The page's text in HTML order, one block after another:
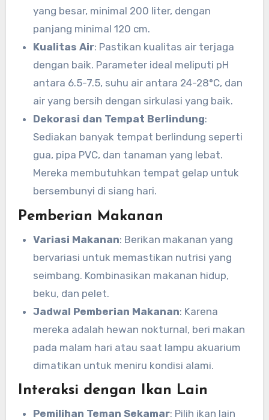
yang besar, minimal 200 liter, dengan
panjang minimal 120 cm.
Kualitas Air: Pastikan kualitas air terjaga
dengan baik. Parameter ideal meliputi pH
antara 6.5-7.5, suhu air antara 24-28°C, dan
air yang bersih dengan sirkulasi yang baik.
Dekorasi dan Tempat Berlindung:
Sediakan banyak tempat berlindung seperti
gua, pipa PVC, dan tanaman yang lebat.
Mereka membutuhkan tempat gelap untuk
bersembunyi di siang hari.
Pemberian Makanan
Variasi Makanan: Berikan makanan yang
bervariasi untuk memastikan nutrisi yang
seimbang. Kombinasikan makanan hidup,
beku, dan pelet.
Jadwal Pemberian Makanan: Karena
mereka adalah hewan nokturnal, beri makan
pada malam hari atau saat lampu akuarium
dimatikan untuk meniru kondisi alami.
Interaksi dengan Ikan Lain
Pemilihan Teman Sekamar: Pilih ikan lain